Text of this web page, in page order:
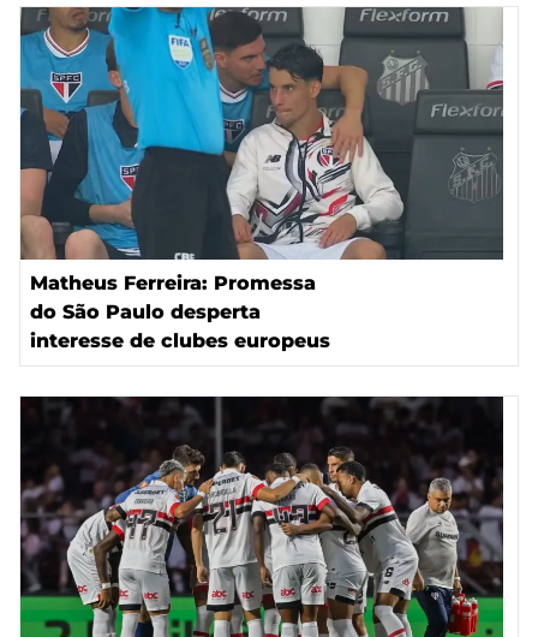
Matheus Ferreira: Promessa
do São Paulo desperta
interesse de clubes europeus